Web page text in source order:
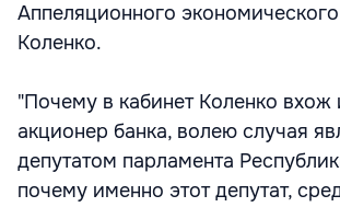
Аппеляционного
Коленко.
"Почему в кабинет Коленко вхож
акционер банка, волею случая
депутатом парламента
почему именно этот депутат,